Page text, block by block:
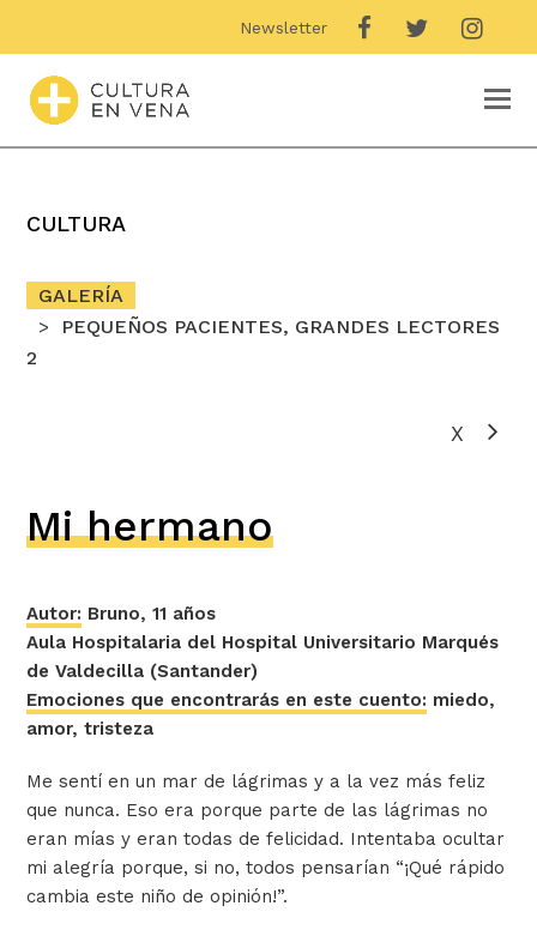
Newsletter
CULTURA
GALERÍA
PEQUEÑOS PACIENTES, GRANDES LECTORES
2
X
Mi hermano
Autor: Bruno, 11 años
Aula Hospitalaria del Hospital Universitario Marqués
de Valdecilla (Santander)
Emociones que encontrarás en este cuento: miedo,
amor, tristeza
Me sentí en un mar de lágrimas y a la vez más feliz
que nunca. Eso era porque parte de las lágrimas no
eran mías y eran todas de felicidad. Intentaba ocultar
mi alegría porque, si no, todos pensarían “¡Qué rápido
cambia este niño de opinión!”.